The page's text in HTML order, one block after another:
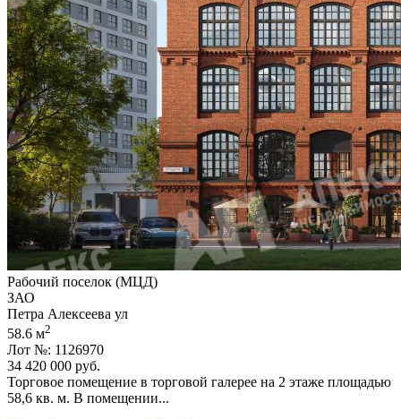
Рабочий поселок (МЦД)
ЗАО
Петра Алексеева ул
58.6 м2
Лот №: 1126970
34 420 000 руб.
Торговое помещение в торговой галерее на 2 этаже площадью
58,­6 кв. м. В помещении...